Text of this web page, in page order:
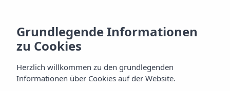
Grundlegende Informationen
zu Cookies
Herzlich willkommen zu den grundlegenden
Informationen über Cookies auf der Website.